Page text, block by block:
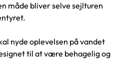
måde bliver selve sejlturen
nyde oplevelsen på vandet
til at være behagelig og